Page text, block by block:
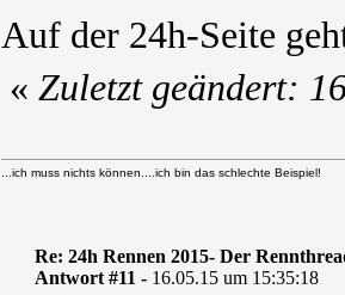
Auf der 24h-Seite
« Zuletzt geändert:
...ich muss nichts können....ich bin das schlechte Beispiel!
Re: 24h Rennen 2015- Der
Antwort #11 - 16.05.15 um 15:35:18